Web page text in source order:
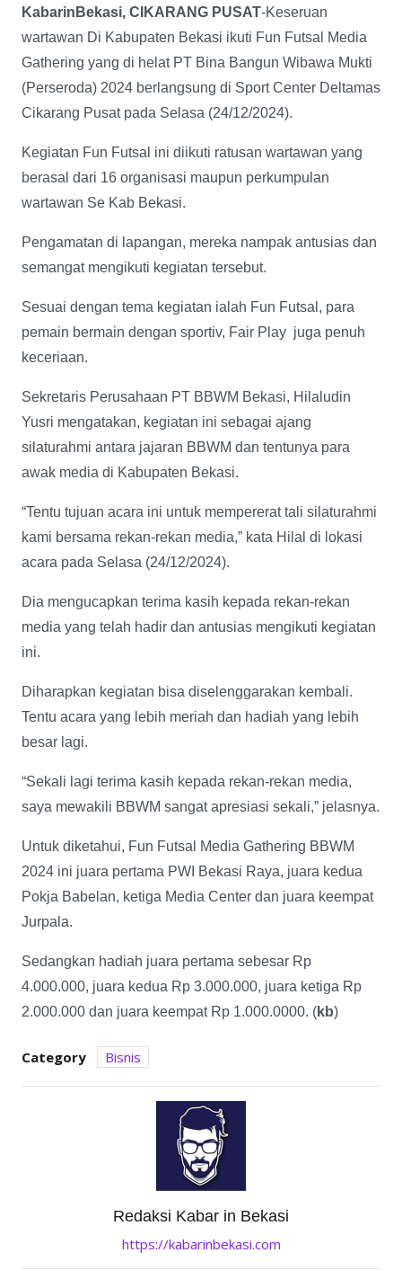
KabarinBekasi, CIKARANG PUSAT-Keseruan
wartawan Di Kabupaten Bekasi ikuti Fun Futsal Media
Gathering yang di helat PT Bina Bangun Wibawa Mukti
(Perseroda) 2024 berlangsung di Sport Center Deltamas
Cikarang Pusat pada Selasa (24/12/2024).
Kegiatan Fun Futsal ini diikuti ratusan wartawan yang
berasal dari 16 organisasi maupun perkumpulan
wartawan Se Kab Bekasi.
Pengamatan di lapangan, mereka nampak antusias dan
semangat mengikuti kegiatan tersebut.
Sesuai dengan tema kegiatan ialah Fun Futsal, para
pemain bermain dengan sportiv, Fair Play juga penuh
keceriaan.
Sekretaris Perusahaan PT BBWM Bekasi, Hilaludin
Yusri mengatakan, kegiatan ini sebagai ajang
silaturahmi antara jajaran BBWM dan tentunya para
awak media di Kabupaten Bekasi.
“Tentu tujuan acara ini untuk mempererat tali silaturahmi
kami bersama rekan-rekan media,” kata Hilal di lokasi
acara pada Selasa (24/12/2024).
Dia mengucapkan terima kasih kepada rekan-rekan
media yang telah hadir dan antusias mengikuti kegiatan
ini.
Diharapkan kegiatan bisa diselenggarakan kembali.
Tentu acara yang lebih meriah dan hadiah yang lebih
besar lagi.
“Sekali lagi terima kasih kepada rekan-rekan media,
saya mewakili BBWM sangat apresiasi sekali,” jelasnya.
Untuk diketahui, Fun Futsal Media Gathering BBWM
2024 ini juara pertama PWI Bekasi Raya, juara kedua
Pokja Babelan, ketiga Media Center dan juara keempat
Jurpala.
Sedangkan hadiah juara pertama sebesar Rp
4.000.000, juara kedua Rp 3.000.000, juara ketiga Rp
2.000.000 dan juara keempat Rp 1.000.0000. (kb)
Category Bisnis
Redaksi Kabar in Bekasi
https://kabarinbekasi.com